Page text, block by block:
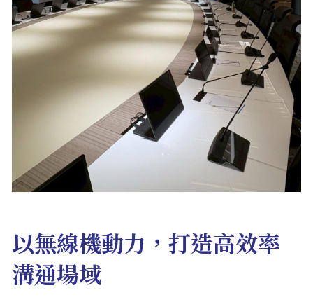
以無線機動力，打造高效率
溝通場域